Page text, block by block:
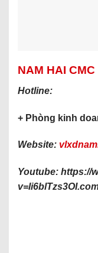
NAM HAI CMC
Hotline:
+ Phòng kinh
Website:
Youtube: https://
v=li6blTzs3OI